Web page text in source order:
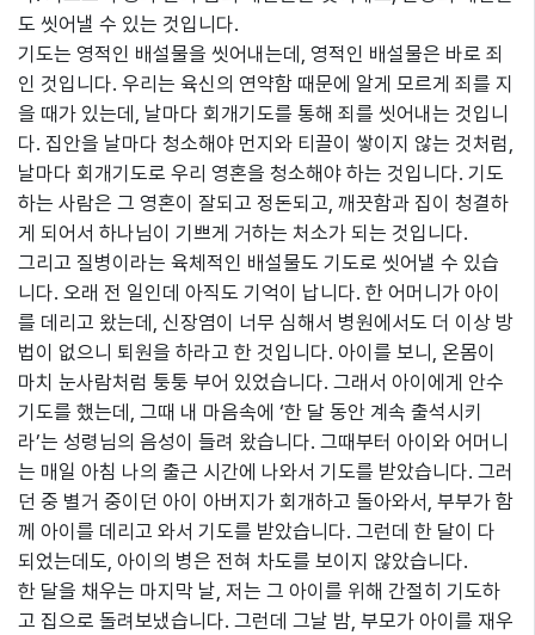
도 씻어낼 수 있는 것입니다.
기도는 영적인 배설물을 씻어내는데, 영적인 배설물은 바로 죄
인 것입니다. 우리는 육신의 연약함 때문에 알게 모르게 죄를 지
을 때가 있는데, 날마다 회개기도를 통해 죄를 씻어내는 것입니
다. 집안을 날마다 청소해야 먼지와 티끌이 쌓이지 않는 것처럼,
날마다 회개기도로 우리 영혼을 청소해야 하는 것입니다. 기도
하는 사람은 그 영혼이 잘되고 정돈되고, 깨끗함과 집이 청결하
게 되어서 하나님이 기쁘게 거하는 처소가 되는 것입니다.
그리고 질병이라는 육체적인 배설물도 기도로 씻어낼 수 있습
니다. 오래 전 일인데 아직도 기억이 납니다. 한 어머니가 아이
를 데리고 왔는데, 신장염이 너무 심해서 병원에서도 더 이상 방
법이 없으니 퇴원을 하라고 한 것입니다. 아이를 보니, 온몸이
마치 눈사람처럼 퉁퉁 부어 있었습니다. 그래서 아이에게 안수
기도를 했는데, 그때 내 마음속에 ‘한 달 동안 계속 출석시키
라’는 성령님의 음성이 들려 왔습니다. 그때부터 아이와 어머니
는 매일 아침 나의 출근 시간에 나와서 기도를 받았습니다. 그러
던 중 별거 중이던 아이 아버지가 회개하고 돌아와서, 부부가 함
께 아이를 데리고 와서 기도를 받았습니다. 그런데 한 달이 다
되었는데도, 아이의 병은 전혀 차도를 보이지 않았습니다.
한 달을 채우는 마지막 날, 저는 그 아이를 위해 간절히 기도하
고 집으로 돌려보냈습니다. 그런데 그날 밤, 부모가 아이를 재우